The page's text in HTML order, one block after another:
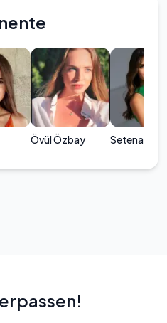
Övül Özbay Setenay